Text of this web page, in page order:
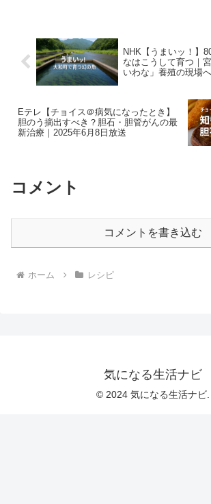
NHK【うまいッ！】
なはこうして育つ｜
いわな」養殖の現場
Eテレ【チョイス＠病気になったとき】
胆のう摘出すべき？胆石・胆管がんの最
新治療｜2025年6月8日放送
コメント
コメントを書き込む
ホーム レシピ
気になる生活ナビ
© 2024 気になる生活ナビ.